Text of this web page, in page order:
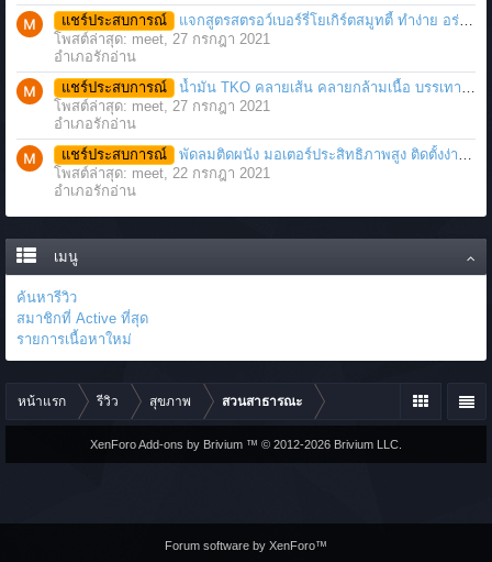
แชร์ประสบการณ์
แจกสูตรสตรอว์เบอร์รี่โยเกิร์ตสมูทตี้ ทำง่าย อร่อย แค่มีเครื่องปั่นน้ำผลไม้
โพสต์ล่าสุด: meet, 27 กรกฎา 2021
อำเภอรักอ่าน
แชร์ประสบการณ์
น้ำมัน TKO คลายเส้น คลายกล้ามเนื้อ บรรเทาอาการบาดเจ็บโดยฉับพลัน
โพสต์ล่าสุด: meet, 27 กรกฎา 2021
อำเภอรักอ่าน
แชร์ประสบการณ์
พัดลมติดผนัง มอเตอร์ประสิทธิภาพสูง ติดตั้งง่าย ประหยัดพื้นที่
โพสต์ล่าสุด: meet, 22 กรกฎา 2021
อำเภอรักอ่าน
เมนู
ค้นหารีวิว
สมาชิกที่ Active ที่สุด
รายการเนื้อหาใหม่
หน้าแรก รีวิว สุขภาพ สวนสาธารณะ
XenForo Add-ons by Brivium ™ © 2012-2026 Brivium LLC.
Forum software by XenForo™